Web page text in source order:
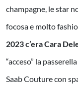
champagne, le star
focosa e molto
2023 c’era Cara
“acceso” la
Saab Couture con